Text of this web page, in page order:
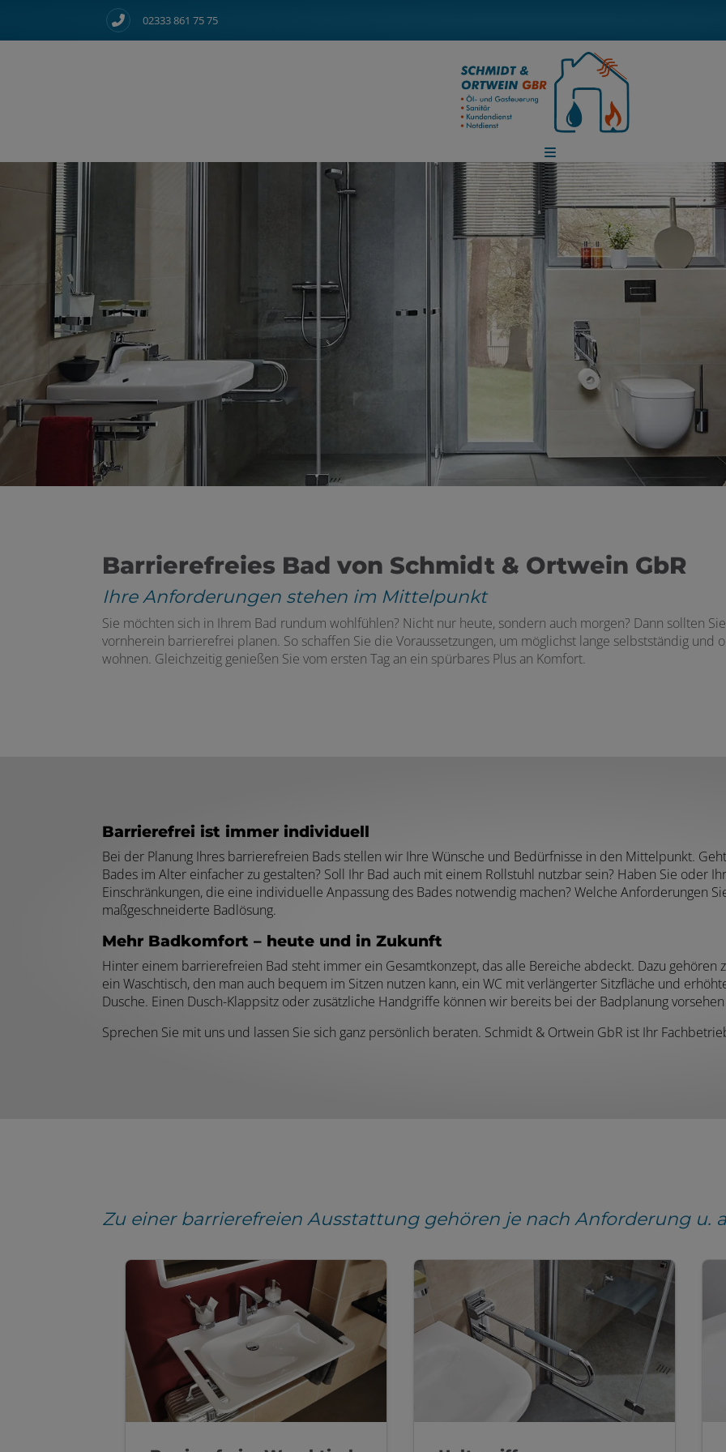
02333 861 75 75
Barrierefreies Bad von Schmidt & Ortwein GbR
Ihre Anforderungen stehen im Mittelpunkt
Sie möchten sich in Ihrem Bad rundum wohlfühlen? Nicht nur heute, sondern auch morgen? Dann sollten
vornherein barrierefrei planen. So schaffen Sie die Voraussetzungen, um möglichst lange selbstständig und
wohnen. Gleichzeitig genießen Sie vom ersten Tag an ein spürbares Plus an Komfort.
Barrierefrei ist immer individuell
Bei der Planung Ihres barrierefreien Bads stellen wir Ihre Wünsche und Bedürfnisse in den Mittelpunkt.
Bades im Alter einfacher zu gestalten? Soll Ihr Bad auch mit einem Rollstuhl nutzbar sein? Haben Sie oder
Einschränkungen, die eine individuelle Anpassung des Bades notwendig machen? Welche Anforderungen
maßgeschneiderte Badlösung.
Mehr Badkomfort – heute und in Zukunft
Hinter einem barrierefreien Bad steht immer ein Gesamtkonzept, das alle Bereiche abdeckt. Dazu gehören
ein Waschtisch, den man auch bequem im Sitzen nutzen kann, ein WC mit verlängerter Sitzfläche und
Dusche. Einen Dusch-Klappsitz oder zusätzliche Handgriffe können wir bereits bei der Badplanung
Sprechen Sie mit uns und lassen Sie sich ganz persönlich beraten. Schmidt & Ortwein GbR ist Ihr
Zu einer barrierefreien Ausstattung gehören je nach Anforderung u.
schließen
öffnen und schließen